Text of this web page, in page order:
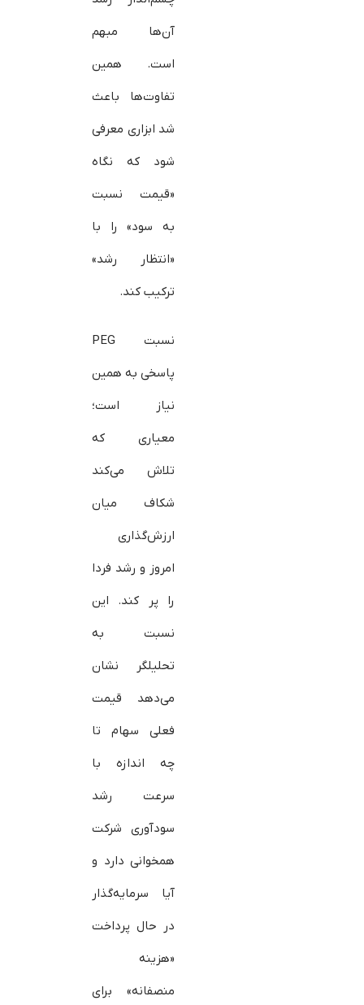
آن‌ها مبهم
است. همین
تفاوت‌ها باعث
شد ابزاری معرفی
شود که نگاه
«قیمت نسبت
به سود» را با
«انتظار رشد»
ترکیب کند.
نسبت PEG
پاسخی به همین
نیاز است؛
معیاری که
تلاش می‌کند
شکاف میان
ارزش‌گذاری
امروز و رشد فردا
را پر کند. این
نسبت به
تحلیلگر نشان
می‌دهد قیمت
فعلی سهام تا
چه اندازه با
سرعت رشد
سودآوری شرکت
همخوانی دارد و
آیا سرمایه‌گذار
در حال پرداخت
«هزینه
منصفانه» برای